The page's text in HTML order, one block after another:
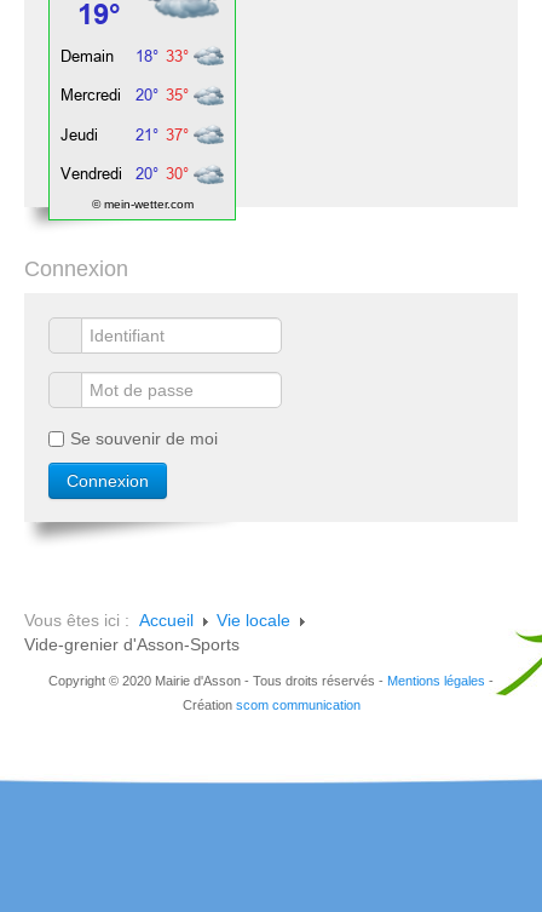
© mein-wetter.com
Connexion
Se souvenir de moi
Vous êtes ici : Accueil
Vie locale
Vide-grenier d'Asson-Sports
Copyright © 2020 Mairie d'Asson - Tous droits réservés - Mentions légales -
Création scom communication